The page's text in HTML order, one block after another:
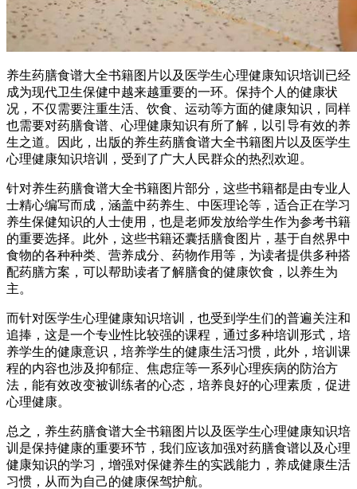
养生药膳食谱大全书籍图片以及医学生心理健康知识培训已经
成为现代卫生保健中越来越重要的一环。保持个人的健康状
况，不仅需要注重生活、饮食、运动等方面的健康知识，同样
也需要对药膳食谱、心理健康知识有所了解，以引导有效的养
生之道。因此，出版的养生药膳食谱大全书籍图片以及医学生
心理健康知识培训，受到了广大人民群众的热烈欢迎。
针对养生药膳食谱大全书籍图片部分，这些书籍都是由专业人
士精心编写而成，涵盖中药养生、中医理论等，适合正在学习
养生保健知识的人士使用，也是老师发放给学生作为参考书籍
的重要选择。此外，这些书籍还囊括膳食图片，基于自然界中
食物的各种种类、营养成分、药物作用等，为读者提供多种搭
配药膳方案，可以帮助读者了解膳食的健康饮食，以养生为
主。
而针对医学生心理健康知识培训，也受到学生们的普遍关注和
追捧，这是一个专业性比较强的课程，通过多种培训形式，培
养学生的健康意识，培养学生的健康生活习惯，此外，培训课
程的内容也涉及抑郁症、焦虑症等一系列心理疾病的防治方
法，能有效改变被训练者的心态，培养良好的心理素质，促进
心理健康。
总之，养生药膳食谱大全书籍图片以及医学生心理健康知识培
训是保持健康的重要环节，我们应该加强对药膳食谱以及心理
健康知识的学习，增强对保健养生的实践能力，养成健康生活
习惯，从而为自己的健康保驾护航。